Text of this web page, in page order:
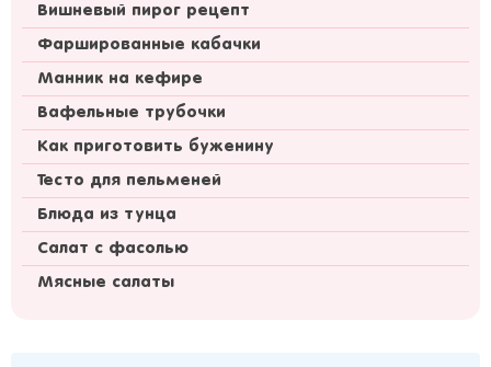
Вишневый пирог рецепт
Фаршированные кабачки
Манник на кефире
Вафельные трубочки
Как приготовить буженину
Тесто для пельменей
Блюда из тунца
Салат с фасолью
Мясные салаты